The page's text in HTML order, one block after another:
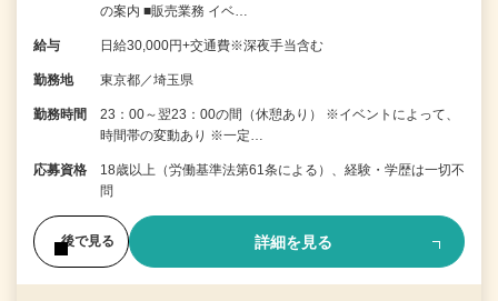
の案内 ■販売業務 イベ…
給与 日給30,000円+交通費※深夜手当含む
勤務地 東京都／埼玉県
勤務時間
23：00～翌23：00の間（休憩あり） ※イベントによって、
時間帯の変動あり ※一定…
応募資格
18歳以上（労働基準法第61条による）、経験・学歴は一切不
問
後で見る 詳細を見る